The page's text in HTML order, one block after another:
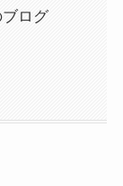
ログ